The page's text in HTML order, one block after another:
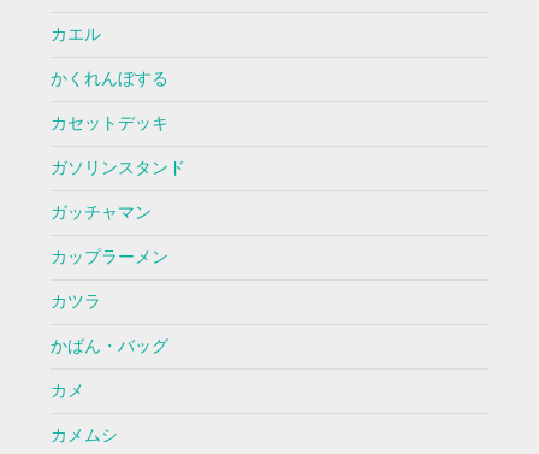
カエル
かくれんぼする
カセットデッキ
ガソリンスタンド
ガッチャマン
カップラーメン
カツラ
かばん・バッグ
カメ
カメムシ